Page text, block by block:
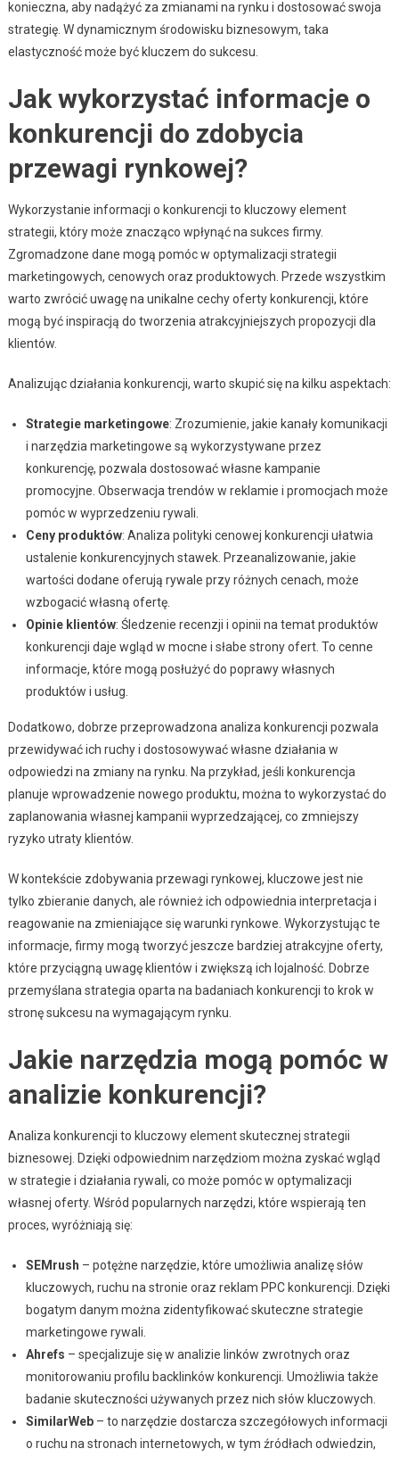
konieczna, aby nadążyć za zmianami na rynku i dostosować swoja
strategię. W dynamicznym środowisku biznesowym, taka
elastyczność może być kluczem do sukcesu.
Jak wykorzystać informacje o
konkurencji do zdobycia
przewagi rynkowej?
Wykorzystanie informacji o konkurencji to kluczowy element
strategii, który może znacząco wpłynąć na sukces firmy.
Zgromadzone dane mogą pomóc w optymalizacji strategii
marketingowych, cenowych oraz produktowych. Przede wszystkim
warto zwrócić uwagę na unikalne cechy oferty konkurencji, które
mogą być inspiracją do tworzenia atrakcyjniejszych propozycji dla
klientów.
Analizując działania konkurencji, warto skupić się na kilku aspektach:
Strategie marketingowe: Zrozumienie, jakie kanały komunikacji
i narzędzia marketingowe są wykorzystywane przez
konkurencję, pozwala dostosować własne kampanie
promocyjne. Obserwacja trendów w reklamie i promocjach może
pomóc w wyprzedzeniu rywali.
Ceny produktów: Analiza polityki cenowej konkurencji ułatwia
ustalenie konkurencyjnych stawek. Przeanalizowanie, jakie
wartości dodane oferują rywale przy różnych cenach, może
wzbogacić własną ofertę.
Opinie klientów: Śledzenie recenzji i opinii na temat produktów
konkurencji daje wgląd w mocne i słabe strony ofert. To cenne
informacje, które mogą posłużyć do poprawy własnych
produktów i usług.
Dodatkowo, dobrze przeprowadzona analiza konkurencji pozwala
przewidywać ich ruchy i dostosowywać własne działania w
odpowiedzi na zmiany na rynku. Na przykład, jeśli konkurencja
planuje wprowadzenie nowego produktu, można to wykorzystać do
zaplanowania własnej kampanii wyprzedzającej, co zmniejszy
ryzyko utraty klientów.
W kontekście zdobywania przewagi rynkowej, kluczowe jest nie
tylko zbieranie danych, ale również ich odpowiednia interpretacja i
reagowanie na zmieniające się warunki rynkowe. Wykorzystując te
informacje, firmy mogą tworzyć jeszcze bardziej atrakcyjne oferty,
które przyciągną uwagę klientów i zwiększą ich lojalność. Dobrze
przemyślana strategia oparta na badaniach konkurencji to krok w
stronę sukcesu na wymagającym rynku.
Jakie narzędzia mogą pomóc w
analizie konkurencji?
Analiza konkurencji to kluczowy element skutecznej strategii
biznesowej. Dzięki odpowiednim narzędziom można zyskać wgląd
w strategie i działania rywali, co może pomóc w optymalizacji
własnej oferty. Wśród popularnych narzędzi, które wspierają ten
proces, wyróżniają się:
SEMrush – potężne narzędzie, które umożliwia analizę słów
kluczowych, ruchu na stronie oraz reklam PPC konkurencji. Dzięki
bogatym danym można zidentyfikować skuteczne strategie
marketingowe rywali.
Ahrefs – specjalizuje się w analizie linków zwrotnych oraz
monitorowaniu profilu backlinków konkurencji. Umożliwia także
badanie skuteczności używanych przez nich słów kluczowych.
SimilarWeb– to narzędzie dostarcza szczegółowych informacji
o ruchu na stronach internetowych, w tym źródłach odwiedzin,